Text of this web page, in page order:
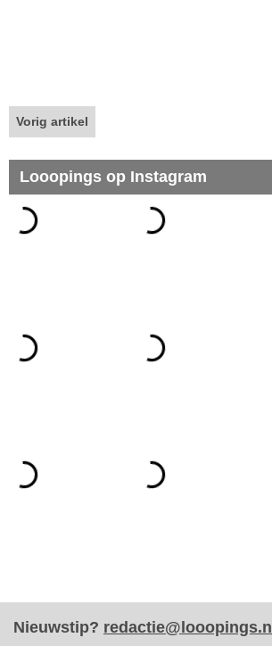
Vorig artikel
Looopings op Instagram
Nieuwstip? redactie@looopings.nl